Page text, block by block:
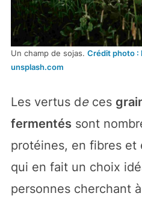
Un champ de sojas. Crédit photo :
unsplash.com
Les vertus de ces
fermentés sont
protéines, en fibres et
qui en fait un choix
personnes cherchant